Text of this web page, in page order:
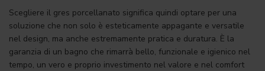
Scegliere il gres porcellanato significa quindi optare per una
soluzione che non solo è esteticamente appagante e versatile
nel design, ma anche estremamente pratica e duratura. È la
garanzia di un bagno che rimarrà bello, funzionale e igienico nel
tempo, un vero e proprio investimento nel valore e nel comfort